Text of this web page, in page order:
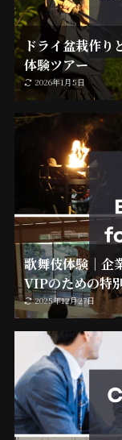
ドライ盆栽作
体験ツアー
2026年1月5日
歌舞伎体験｜企
VIPのための特
2025年12月27日